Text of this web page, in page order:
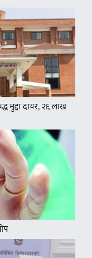
मुद्दा दायर, २६ लाख